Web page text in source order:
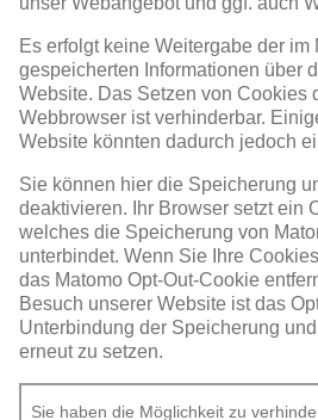
Es erfolgt keine Weitergabe der im
gespeicherten Informationen über
Website. Das Setzen von Cookies
Webbrowser ist verhinderbar.
Website könnten dadurch jedoch
Sie können hier die Speicherung
deaktivieren. Ihr Browser setzt ein
welches die Speicherung von
unterbindet. Wenn Sie Ihre
das Matomo Opt-Out-Cookie
Besuch unserer Website ist das
Unterbindung der Speicherung
erneut zu setzen.